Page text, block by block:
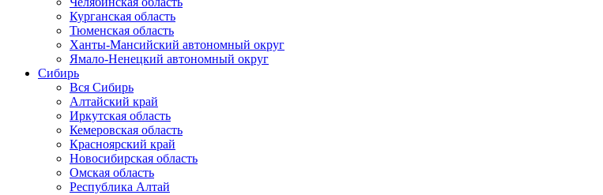
Курганская область
Тюменская область
Ханты-Мансийский автономный округ
Ямало-Ненецкий автономный округ
Сибирь
Вся Сибирь
Алтайский край
Иркутская область
Кемеровская область
Красноярский край
Новосибирская область
Омская область
Республика Алтай